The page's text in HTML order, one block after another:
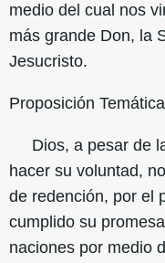
medio del cual nos
más grande Don, la
Jesucristo.
Proposición
Dios, a pesar de
hacer su voluntad,
de redención, por el
cumplido su
naciones por medio